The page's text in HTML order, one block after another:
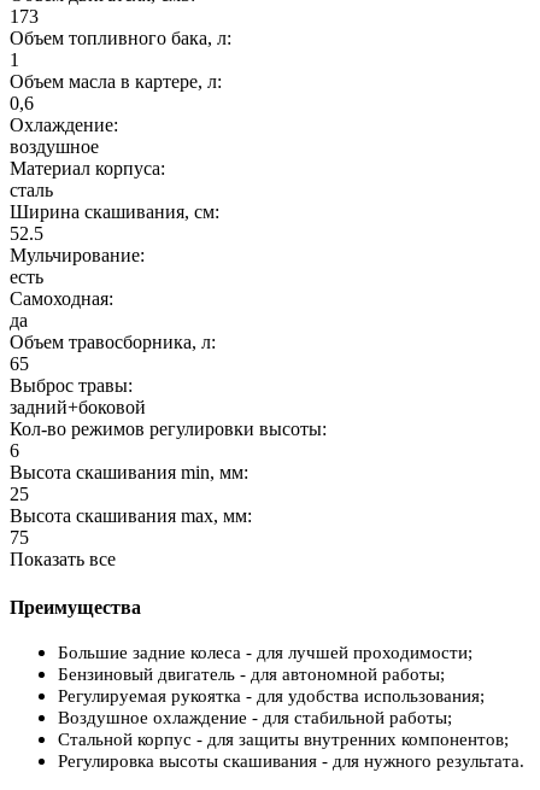
173
Объем топливного бака, л:
1
Объем масла в картере, л:
0,6
Охлаждение:
воздушное
Материал корпуса:
сталь
Ширина скашивания, см:
52.5
Мульчирование:
есть
Самоходная:
да
Объем травосборника, л:
65
Выброс травы:
задний+боковой
Кол-во режимов регулировки высоты:
6
Высота скашивания min, мм:
25
Высота скашивания max, мм:
75
Показать все
Преимущества
Большие задние колеса - для лучшей проходимости;
Бензиновый двигатель - для автономной работы;
Регулируемая рукоятка - для удобства использования;
Воздушное охлаждение - для стабильной работы;
Стальной корпус - для защиты внутренних компонентов;
Регулировка высоты скашивания - для нужного результата.